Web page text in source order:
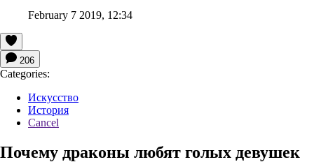
February 7 2019, 12:34
206
Categories:
Искусство
История
Cancel
Почему драконы любят голых девушек